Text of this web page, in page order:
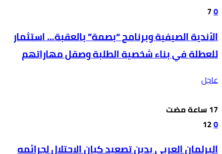
0
7
الأندية الصيفية وبرنامج “بصمة” بالعقبة… استثمار
للعطلة في بناء شخصية الطلبة وصقل مهاراتهم
عاجل
0
12
البرلمان العربي يدين تصعيد كيان الاحتلال لجرائمه